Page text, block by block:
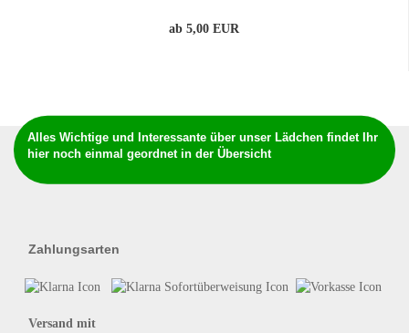
ab 5,00 EUR
Alles Wichtige und Interessante über unser Lädchen findet Ihr
hier noch einmal geordnet in der Übersicht
Zahlungsarten
Versand mit